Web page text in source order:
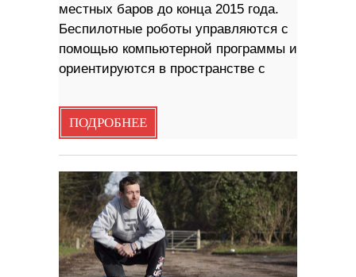
местных баров до конца 2015 года.
Беспилотные роботы управляются с
помощью компьютерной программы и
ориентируются в пространстве с
ПОДРОБНЕЕ